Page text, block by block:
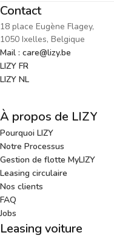
Contact
18 place Eugène Flagey,
1050 Ixelles, Belgique
Mail : care@lizy.be
LIZY FR
LIZY NL
À propos de LIZY
Pourquoi LIZY
Notre Processus
Gestion de flotte MyLIZY
Leasing circulaire
Nos clients
FAQ
Jobs
Leasing voiture